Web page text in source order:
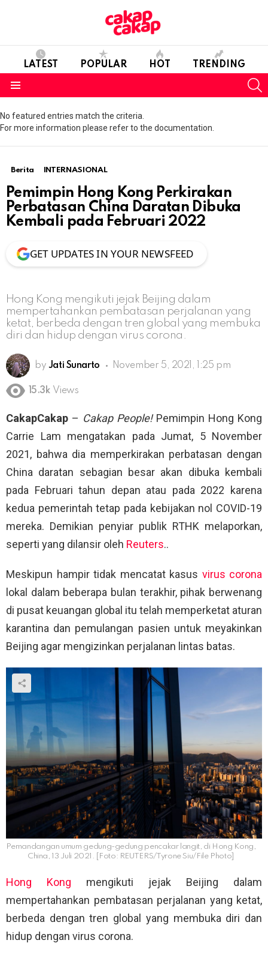
LATEST POPULAR HOT TRENDING
No featured entries match the criteria.
For more information please refer to the documentation.
Berita INTERNASIONAL
Pemimpin Hong Kong Perkirakan
Perbatasan China Daratan Dibuka
Kembali pada Februari 2022
GET UPDATES IN YOUR NEWSFEED
Hong Kong mengikuti jejak Beijing dalam
mempertahankan pembatasan perjalanan yang
ketat, berbeda dengan tren global yang membuka
diri dan hidup dengan virus corona.
by Jati Sunarto November 5, 2021, 1:25 pm
15.3k Views
CakapCakap – Cakap People!Pemimpin Hong Kong
Carrie Lam mengatakan pada Jumat, 5 November
2021, bahwa dia memperkirakan perbatasan dengan
China daratan sebagian besar akan dibuka kembali
pada Februari tahun depan atau pada 2022 karena
kedua pemerintah tetap pada kebijakan nol COVID-19
mereka. Demikian penyiar publik RTHK melaporkan,
seperti yang dilansir oleh Reuters..
Meskipun hampir tidak mencatat kasus virus corona
lokal dalam beberapa bulan terakhir, pihak berwenang
di pusat keuangan global itu telah memperketat aturan
karantina dan pemulangan pasien untuk meyakinkan
Beijing agar mengizinkan perjalanan lintas batas.
Pemandangan umum gedung-gedung pencakar langit, di Hong Kong,
China, 13 Juli 2021. [Foto: REUTERS/Tyrone Siu/File Photo]
Hong Kong mengikuti jejak Beijing dalam
mempertahankan pembatasan perjalanan yang ketat,
berbeda dengan tren global yang membuka diri dan
hidup dengan virus corona.